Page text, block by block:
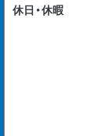
休日・休暇